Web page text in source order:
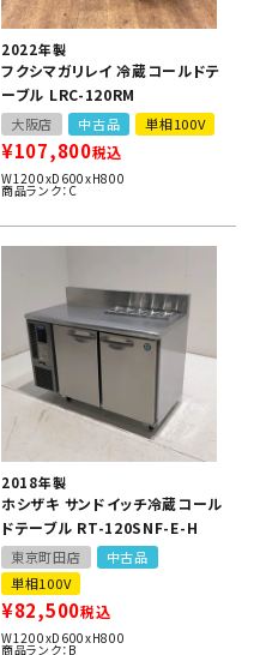
2022年製
フクシマガリレイ 冷蔵コールドテ
ーブル LRC-120RM
大阪店 中古品 単相100V
¥107,800税込
W1200xD600xH800
商品ランク：C
2018年製
ホシザキ サンドイッチ冷蔵コール
ドテーブル RT-120SNF-E-H
東京町田店
中古品
単相100V
¥82,500税込
W1200xD600xH800
商品ランク：B